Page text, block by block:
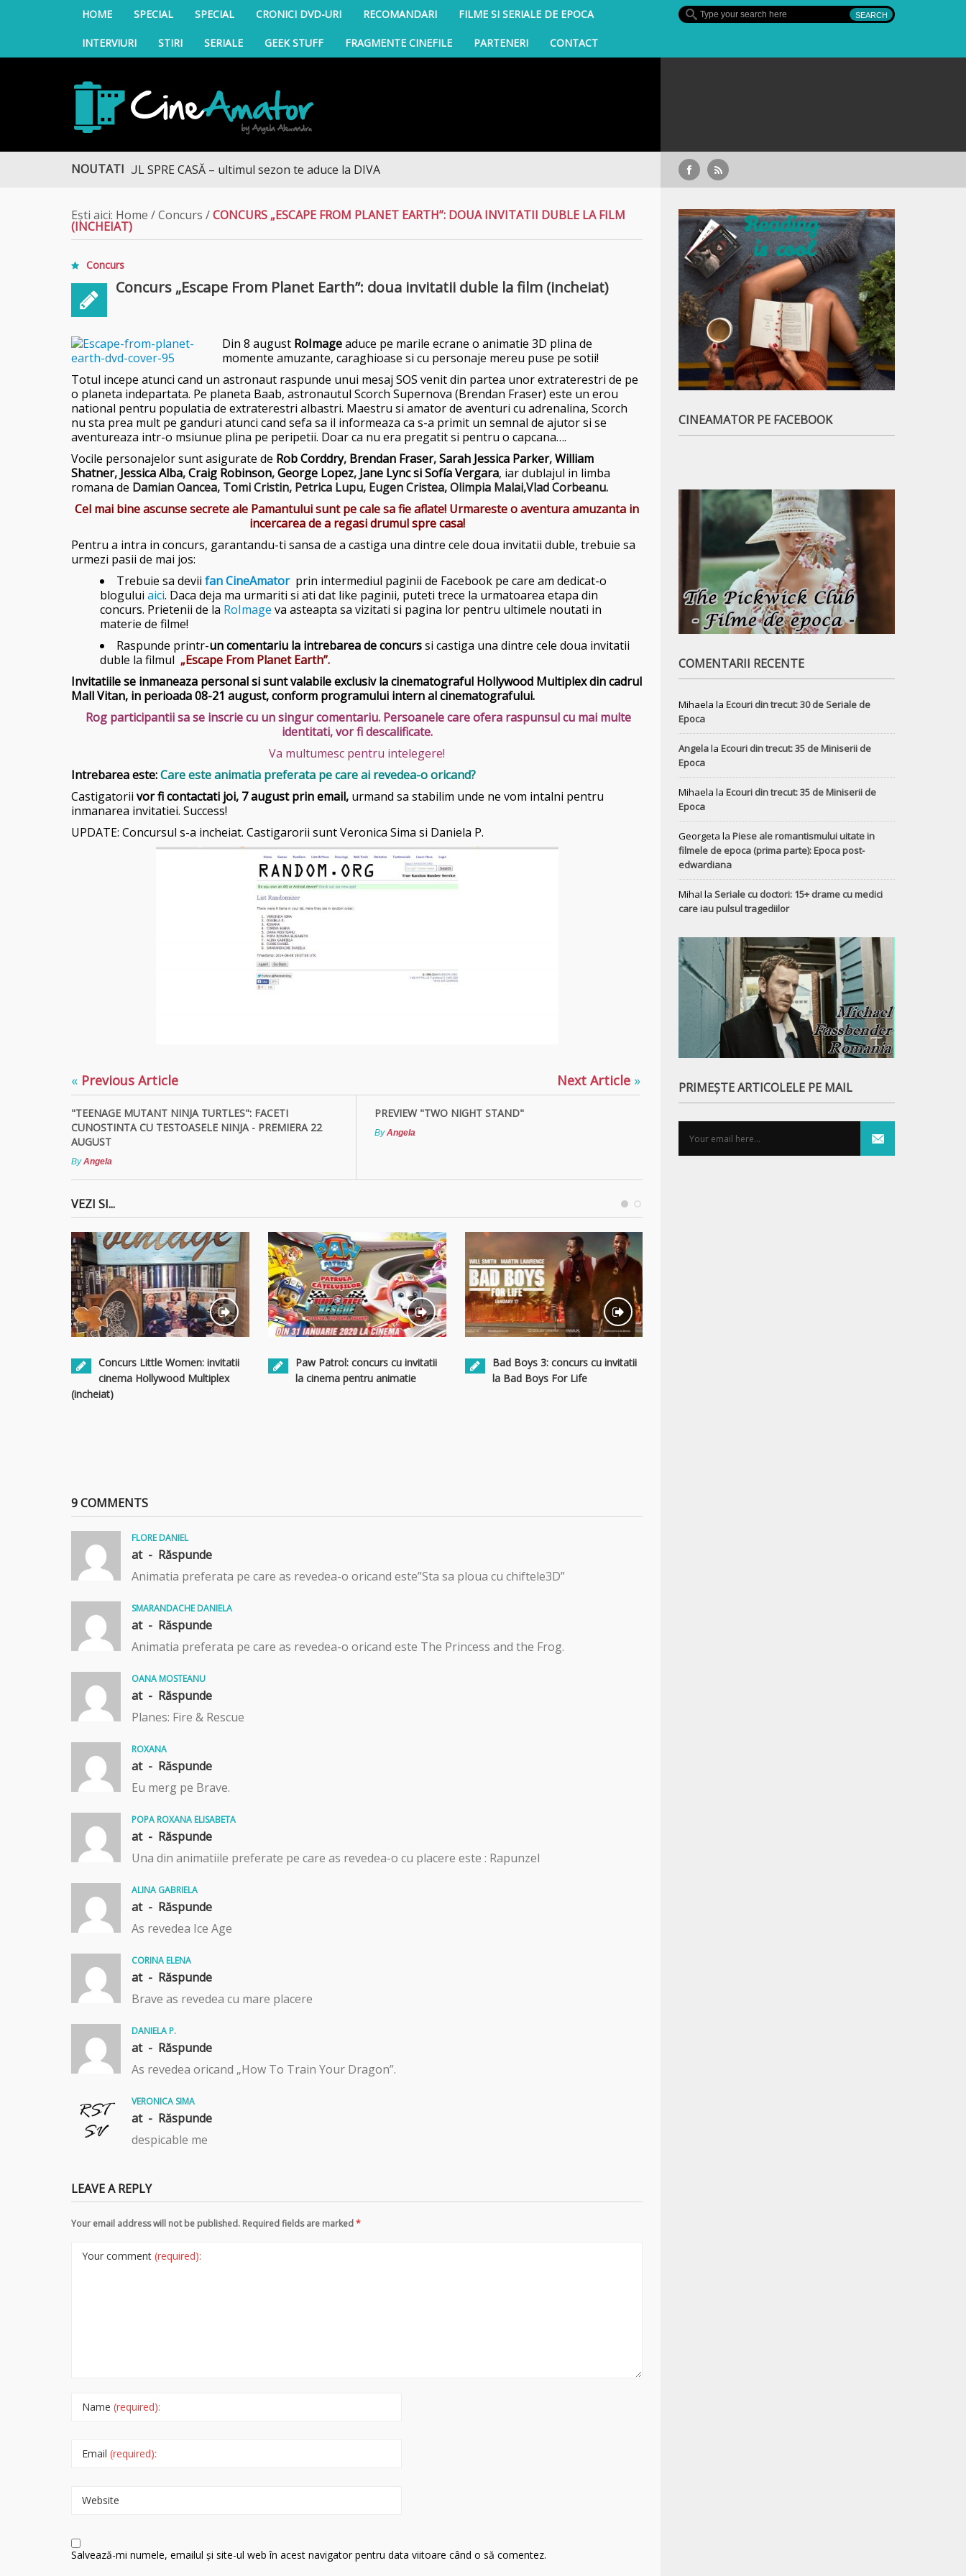
HOME SPECIAL SPECIAL CRONICI DVD-URI RECOMANDARI FILME SI SERIALE DE EPOCA
INTERVIURI STIRI SERIALE GEEK STUFF FRAGMENTE CINEFILE PARTENERI CONTACT
CineAmator
NOUTATI
DRUMUL SPRE CASĂ – ultimul sezon te aduce la DIVA Sullivan’s Crossing – finalul sezonului 4, pe Diva
Ești aici: Home /Concurs /CONCURS „ESCAPE FROM PLANET EARTH”: DOUA INVITATII DUBLE LA FILM
(INCHEIAT)
Concurs
Concurs „Escape From Planet Earth”: doua invitatii duble la film (incheiat)
Din 8 august RoImageaduce pe marile ecrane o animatie 3D plina de
momente amuzante, caraghioase si cu personaje mereu puse pe sotii!
Totul incepe atunci cand un astronaut raspunde unui mesaj SOS venit din partea unor extraterestri de pe
o planeta indepartata. Pe planeta Baab, astronautul Scorch Supernova (Brendan Fraser) este un erou
national pentru populatia de extraterestri albastri. Maestru si amator de aventuri cu adrenalina, Scorch
nu sta prea mult pe ganduri atunci cand sefa sa il informeaza ca s-a primit un semnal de ajutor si se
aventureaza intr-o msiunue plina pe peripetii. Doar ca nu era pregatit si pentru o capcana….
Vocile personajelor sunt asigurate de Rob Corddry, Brendan Fraser,Sarah Jessica Parker,William
Shatner, Jessica Alba,Craig Robinson,George Lopez, Jane Lync si Sofía Vergara, iar dublajul in limba
romana de Damian Oancea, Tomi Cristin, Petrica Lupu, Eugen Cristea,Olimpia Malai,Vlad Corbeanu.
Cel mai bine ascunse secrete ale Pamantului sunt pe cale sa fie aflate! Urmareste o aventura amuzanta in
incercarea de a regasi drumul spre casa!
Pentru a intra in concurs, garantandu-ti sansa de a castiga una dintre cele doua invitatii duble, trebuie sa
urmezi pasii de mai jos:
Trebuie sa devii fan CineAmator prin intermediul paginii de Facebook pe care am dedicat-o
blogului aici. Daca deja ma urmariti si ati dat like paginii, puteti trece la urmatoarea etapa din
concurs. Prietenii de la RoImage va asteapta sa vizitati si pagina lor pentru ultimele noutati in
materie de filme!
Raspunde printr-un comentariu la intrebarea de concurssi castiga una dintre cele doua invitatii
duble la filmul „Escape From Planet Earth”.
Invitatiile se inmaneaza personal si sunt valabile exclusiv la cinematograful Hollywood Multiplex din cadrul
Mall Vitan, in perioada 08-21 august, conform programului intern al cinematografului.
Rog participantii sa se inscrie cu un singur comentariu. Persoanele care ofera raspunsul cu mai multe
identitati, vor fi descalificate.
Va multumesc pentru intelegere!
Intrebarea este:Care este animatia preferata pe care ai revedea-o oricand?
Castigatorii vor fi contactati joi, 7 augustprin email, urmand sa stabilim unde ne vom intalni pentru
inmanarea invitatiei. Success!
UPDATE: Concursul s-a incheiat. Castigarorii sunt Veronica Sima si Daniela P.
« Previous Article
"TEENAGE MUTANT NINJA TURTLES": FACETI
CUNOSTINTA CU TESTOASELE NINJA - PREMIERA 22
AUGUST
ByAngela
Next Article »
PREVIEW "TWO NIGHT STAND"
ByAngela
VEZI SI...
Concurs Little Women: invitatii
cinema Hollywood Multiplex
(incheiat)
Paw Patrol: concurs cu invitatii
la cinema pentru animatie
Bad Boys 3: concurs cu invitatii
la Bad Boys For Life
9 COMMENTS
FLORE DANIEL
at - Răspunde
Animatia preferata pe care as revedea-o oricand este”Sta sa ploua cu chiftele3D”
SMARANDACHE DANIELA
at - Răspunde
Animatia preferata pe care as revedea-o oricand este The Princess and the Frog.
OANA MOSTEANU
at - Răspunde
Planes: Fire & Rescue
ROXANA
at - Răspunde
Eu merg pe Brave.
POPA ROXANA ELISABETA
at - Răspunde
Una din animatiile preferate pe care as revedea-o cu placere este : Rapunzel
ALINA GABRIELA
at - Răspunde
As revedea Ice Age
CORINA ELENA
at - Răspunde
Brave as revedea cu mare placere
DANIELA P.
at - Răspunde
As revedea oricand „How To Train Your Dragon”.
VERONICA SIMA
at - Răspunde
despicable me
LEAVE A REPLY
Your email address will not be published. Required fields are marked*
Your comment (required):
Name (required):
Email (required):
Website
Salvează-mi numele, emailul și site-ul web în acest navigator pentru data viitoare când o să comentez.
CINEAMATOR PE FACEBOOK
COMENTARII RECENTE
Mihaela la Ecouri din trecut: 30 de Seriale de
Epoca
Angelala Ecouri din trecut: 35 de Miniserii de
Epoca
Mihaela la Ecouri din trecut: 35 de Miniserii de
Epoca
Georgeta la Piese ale romantismului uitate in
filmele de epoca (prima parte): Epoca post-
edwardiana
MihaI la Seriale cu doctori: 15+ drame cu medici
care iau pulsul tragediilor
PRIMEȘTE ARTICOLELE PE MAIL